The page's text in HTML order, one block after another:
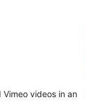
videos in an